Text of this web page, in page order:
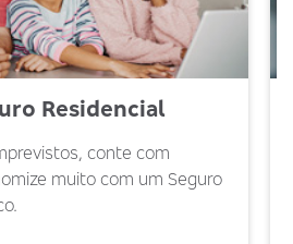
Residencial
conte com
muito com um Seguro